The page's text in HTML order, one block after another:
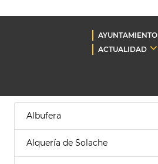
AYUNTAMIENTO
ACTUALIDAD
Albufera
Alquería de Solache